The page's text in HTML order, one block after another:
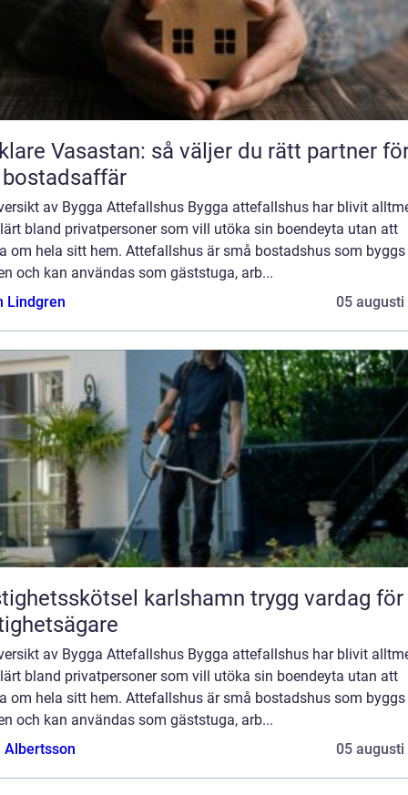
Vasastan: så väljer du rätt partner
av Bygga Attefallshus Bygga attefallshus har blivit
bland privatpersoner som vill utöka sin boendeyta utan att
om hela sitt hem. Attefallshus är små bostadshus som
och kan användas som gäststuga, arb...
Lindgren
05 augusti
karlshamn trygg vardag för
av Bygga Attefallshus Bygga attefallshus har blivit
bland privatpersoner som vill utöka sin boendeyta utan att
om hela sitt hem. Attefallshus är små bostadshus som
och kan användas som gäststuga, arb...
Albertsson
05 augusti